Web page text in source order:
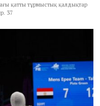
қатты тұрмыстық қалдықтар
37